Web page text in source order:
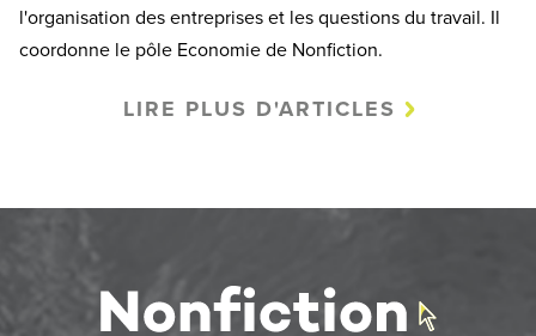
l'organisation des entreprises et les questions du travail. Il
coordonne le pôle Economie de Nonfiction.
LIRE PLUS D'ARTICLES